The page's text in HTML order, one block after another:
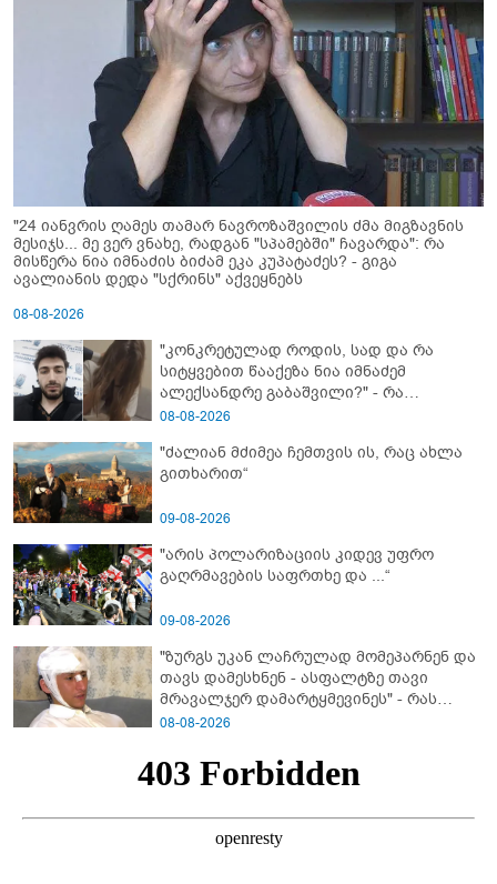
"24 იანვრის ღამეს თამარ ნავროზაშვილის ძმა მიგზავნის
მესიჯს... მე ვერ ვნახე, რადგან "სპამებში" ჩავარდა": რა
მისწერა ნია იმნაძის ბიძამ ეკა კუპატაძეს? - გიგა
ავალიანის დედა "სქრინს" აქვეყნებს
08-08-2026
"კონკრეტულად როდის, სად და რა
სიტყვებით წააქეზა ნია იმნაძემ
ალექსანდრე გაბაშვილი?" - რა
მიმართვას ავრცელებს ნია იმნაძის
08-08-2026
"ძალიან მძიმეა ჩემთვის ის, რაც ახლა
გითხარით“
09-08-2026
"არის პოლარიზაციის კიდევ უფრო
გაღრმავების საფრთხე და ...“
09-08-2026
"ზურგს უკან ლაჩრულად მომეპარნენ და
თავს დამესხნენ - ასფალტზე თავი
მრავალჯერ დამარტყმევინეს" - რას
ჰყვება კურიერი, რომელსაც
გაუსწორდნენ?
08-08-2026